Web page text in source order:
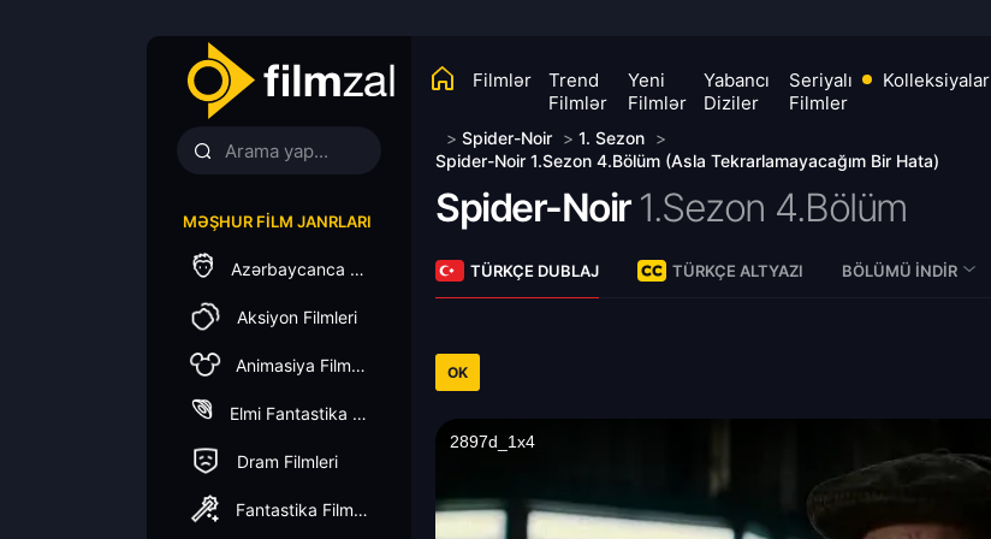
Filmlər
Trend
Filmlər
Yeni
Filmlər
Yabancı
Diziler
Seriyalı
Filmler
Kolleksiyalar
MƏŞHUR FILM JANRLARI
Azərbaycanca Dublaj
Aksiyon Filmleri
Animasiya Filmleri
Elmi Fantastika Filmleri
Dram Filmleri
Fantastika Filmleri
> Spider-Noir > 1. Sezon >
Spider-Noir 1.Sezon 4.Bölüm (Asla Tekrarlamayacağım Bir Hata)
Spider-Noir 1.Sezon 4.Bölüm
TÜRKÇE DUBLAJ TÜRKÇE ALTYAZI BÖLÜMÜ İNDIR
OK